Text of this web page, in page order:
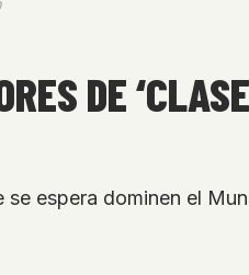
DE
espera dominen el